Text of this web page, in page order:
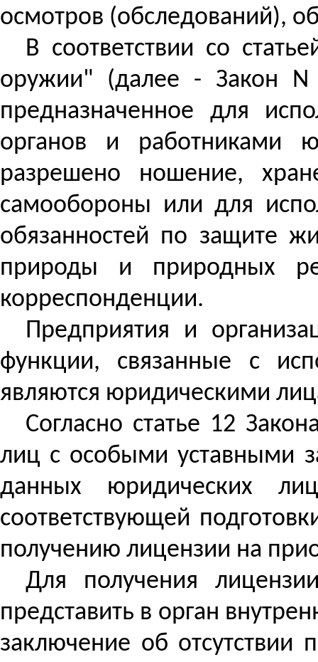
осмотров (обследований),
В соответствии со
оружии" (далее - Закон
предназначенное для
органов и работниками
разрешено ношение,
самообороны или для
обязанностей по защите
природы и природных
корреспонденции.
Предприятия и
функции, связанные с
являются юридическими
Согласно статье 12
лиц с особыми уставными
данных юридических
соответствующей
получению лицензии на
Для получения
представить в орган
заключение об отсутствии